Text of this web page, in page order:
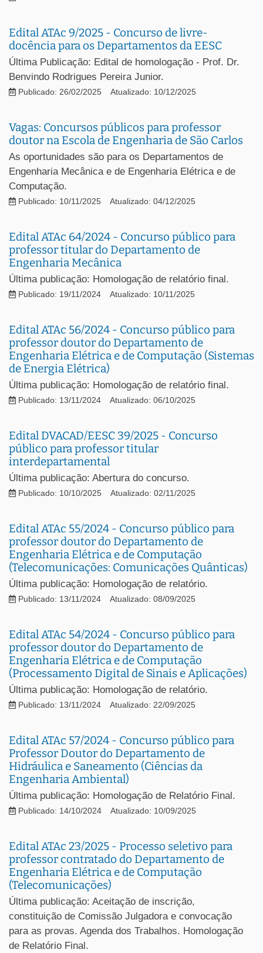
Edital ATAc 9/2025 - Concurso de livre-
docência para os Departamentos da EESC
Última Publicação: Edital de homologação - Prof. Dr.
Benvindo Rodrigues Pereira Junior.
Publicado: 26/02/2025 Atualizado: 10/12/2025
Vagas: Concursos públicos para professor
doutor na Escola de Engenharia de São Carlos
As oportunidades são para os Departamentos de
Engenharia Mecânica e de Engenharia Elétrica e de
Computação.
Publicado: 10/11/2025 Atualizado: 04/12/2025
Edital ATAc 64/2024 - Concurso público para
professor titular do Departamento de
Engenharia Mecânica
Última publicação: Homologação de relatório final.
Publicado: 19/11/2024 Atualizado: 10/11/2025
Edital ATAc 56/2024 - Concurso público para
professor doutor do Departamento de
Engenharia Elétrica e de Computação (Sistemas
de Energia Elétrica)
Última publicação: Homologação de relatório final.
Publicado: 13/11/2024 Atualizado: 06/10/2025
Edital DVACAD/EESC 39/2025 - Concurso
público para professor titular
interdepartamental
Última publicação: Abertura do concurso.
Publicado: 10/10/2025 Atualizado: 02/11/2025
Edital ATAc 55/2024 - Concurso público para
professor doutor do Departamento de
Engenharia Elétrica e de Computação
(Telecomunicações: Comunicações Quânticas)
Última publicação: Homologação de relatório.
Publicado: 13/11/2024 Atualizado: 08/09/2025
Edital ATAc 54/2024 - Concurso público para
professor doutor do Departamento de
Engenharia Elétrica e de Computação
(Processamento Digital de Sinais e Aplicações)
Última publicação: Homologação de relatório.
Publicado: 13/11/2024 Atualizado: 22/09/2025
Edital ATAc 57/2024 - Concurso público para
Professor Doutor do Departamento de
Hidráulica e Saneamento (Ciências da
Engenharia Ambiental)
Última publicação: Homologação de Relatório Final.
Publicado: 14/10/2024 Atualizado: 10/09/2025
Edital ATAc 23/2025 - Processo seletivo para
professor contratado do Departamento de
Engenharia Elétrica e de Computação
(Telecomunicações)
Última publicação: Aceitação de inscrição,
constituição de Comissão Julgadora e convocação
para as provas. Agenda dos Trabalhos. Homologação
de Relatório Final.